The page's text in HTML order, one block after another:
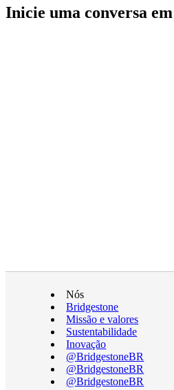
Inicie uma conversa em
Nós
Bridgestone
Missão e valores
Sustentabilidade
Inovação
@BridgestoneBR
@BridgestoneBR
@BridgestoneBR